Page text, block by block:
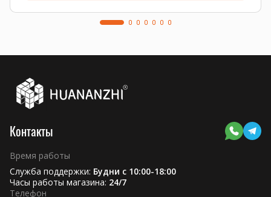
Контакты
Время работы
Служба поддержки: Будни с 10:00-18:00
Часы работы магазина: 24/7
Телефон